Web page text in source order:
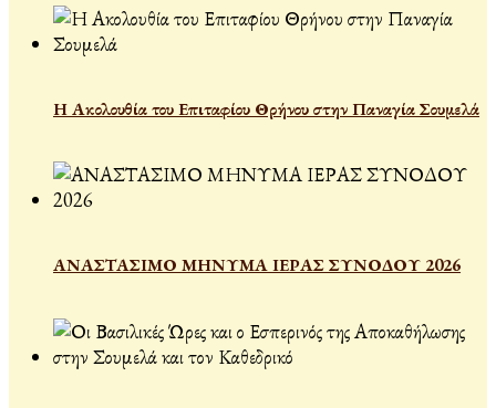
Η Ακολουθία του Επιταφίου Θρήνου στην Παναγία Σουμελά
ΑΝΑΣΤΑΣΙΜΟ ΜΗΝΥΜΑ ΙΕΡΑΣ ΣΥΝΟΔΟΥ 2026